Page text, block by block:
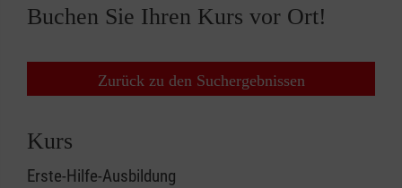
Buchen Sie Ihren Kurs vor Ort!
Zurück zu den Suchergebnissen
Kurs
Erste-Hilfe-Ausbildung